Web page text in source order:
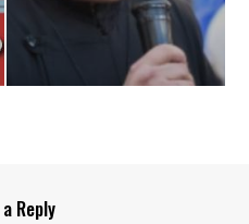
Reply